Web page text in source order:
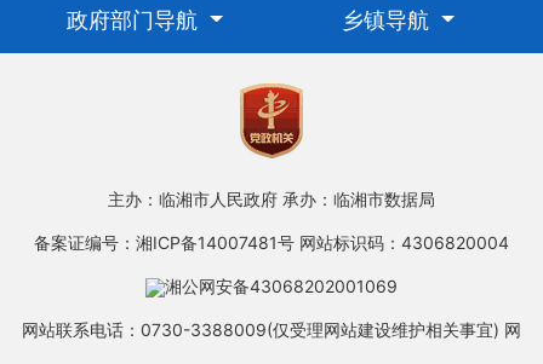
政府部门导航
乡镇导航
主办：临湘市人民政府 承办：临湘市数据局
备案证编号：湘ICP备14007481号 网站标识码：4306820004
湘公网安备43068202001069
网站联系电话：0730-3388009(仅受理网站建设维护相关事宜) 网